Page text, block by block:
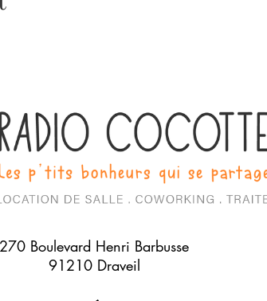
270 Boulevard Henri Barbusse
91210 Draveil